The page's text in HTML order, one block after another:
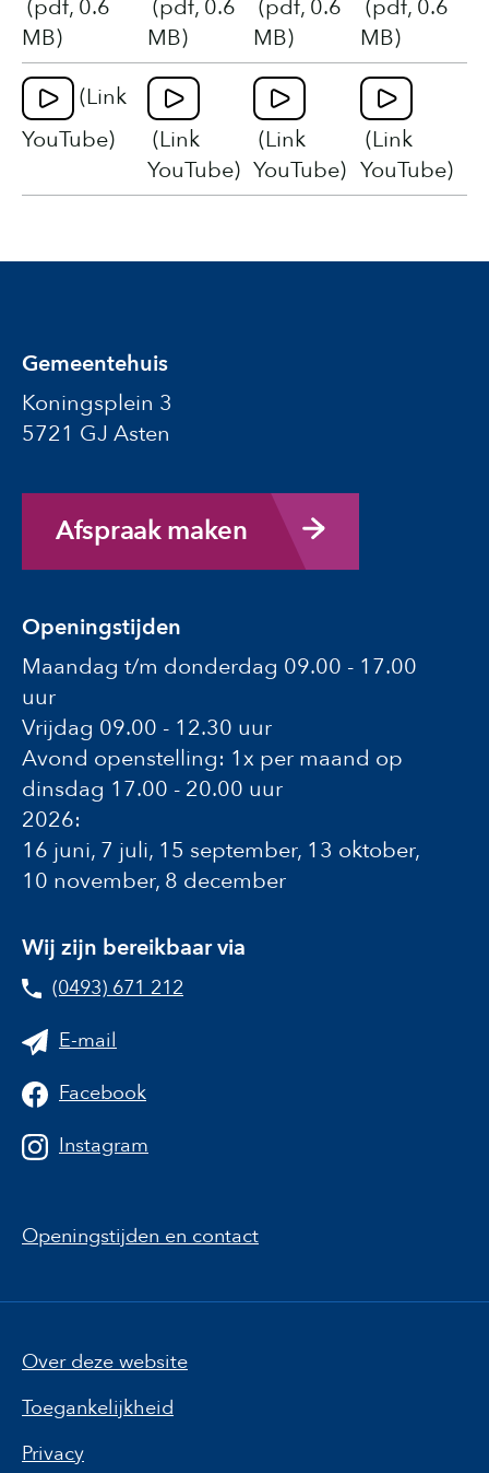
(pdf, 0.6
MB)
(pdf, 0.6
MB)
(pdf, 0.6
MB)
(pdf, 0.6
MB)
(Link
YouTube)
(Link
YouTube)
(Link
YouTube)
(Link
YouTube)
Gemeentehuis
Koningsplein 3
5721 GJ Asten
Afspraak maken
Openingstijden
Maandag t/m donderdag 09.00 - 17.00
uur
Vrijdag 09.00 - 12.30 uur
Avond openstelling: 1x per maand op
dinsdag 17.00 - 20.00 uur
2026:
16 juni, 7 juli, 15 september, 13 oktober,
10 november, 8 december
Wij zijn bereikbaar via
(0493) 671 212
E-mail
Facebook
Instagram
Openingstijden en contact
Over deze website
Toegankelijkheid
Privacy